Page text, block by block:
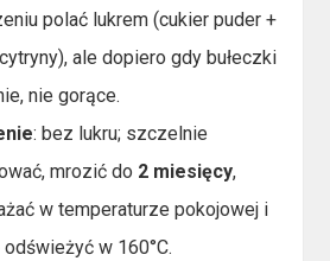
polać lukrem (cukier puder +
ale dopiero gdy bułeczki
nie gorące.
: bez lukru; szczelnie
mrozić do 2 miesięcy,
w temperaturze pokojowej i
odświeżyć w 160°C.